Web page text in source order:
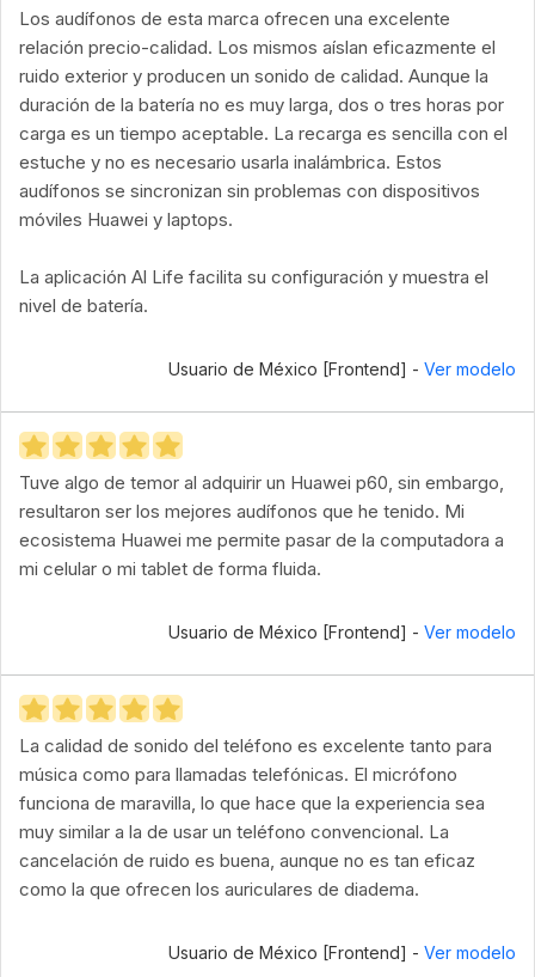
Los audífonos de esta marca ofrecen una excelente
relación precio-calidad. Los mismos aíslan eficazmente el
ruido exterior y producen un sonido de calidad. Aunque la
duración de la batería no es muy larga, dos o tres horas por
carga es un tiempo aceptable. La recarga es sencilla con el
estuche y no es necesario usarla inalámbrica. Estos
audífonos se sincronizan sin problemas con dispositivos
móviles Huawei y laptops.
La aplicación Al Life facilita su configuración y muestra el
nivel de batería.
Usuario de México [Frontend] - Ver modelo
Tuve algo de temor al adquirir un Huawei p60, sin embargo,
resultaron ser los mejores audífonos que he tenido. Mi
ecosistema Huawei me permite pasar de la computadora a
mi celular o mi tablet de forma fluida.
Usuario de México [Frontend] - Ver modelo
La calidad de sonido del teléfono es excelente tanto para
música como para llamadas telefónicas. El micrófono
funciona de maravilla, lo que hace que la experiencia sea
muy similar a la de usar un teléfono convencional. La
cancelación de ruido es buena, aunque no es tan eficaz
como la que ofrecen los auriculares de diadema.
Usuario de México [Frontend] - Ver modelo